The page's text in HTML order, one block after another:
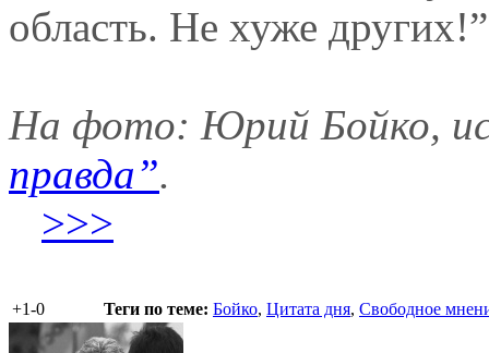
область. Не хуже
На фото: Юрий Бойко,
правда”.
>>>
+1-0 Теги по теме: Бойко, Цитата дня, Свободное